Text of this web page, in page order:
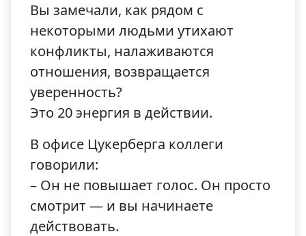
Вы замечали, как рядом с
некоторыми людьми утихают
конфликты, налаживаются
отношения, возвращается
уверенность?
Это 20 энергия в действии.
В офисе Цукерберга коллеги
говорили:
– Он не повышает голос. Он просто
смотрит — и вы начинаете
действовать.